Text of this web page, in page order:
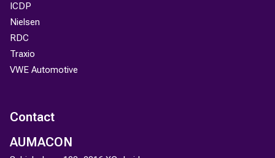
ICDP
Nielsen
RDC
Traxio
VWE Automotive
Contact
AUMACON